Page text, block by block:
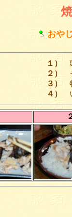
おや
１）
２）
３）
４）